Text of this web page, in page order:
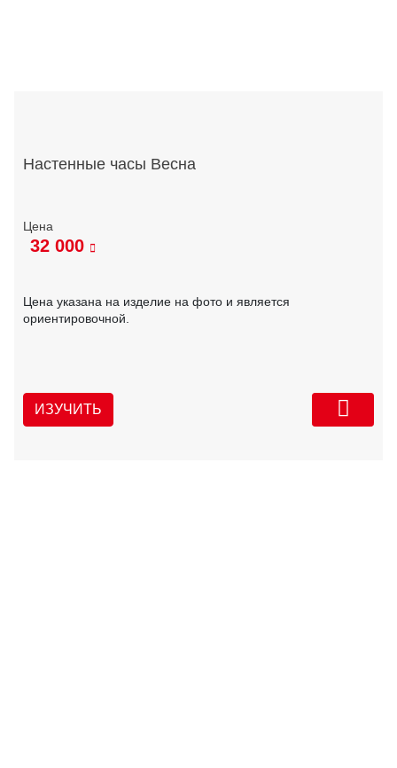
Настенные часы Весна
32 000
Цена указана на изделие на фото и является
ориентировочной.
ИЗУЧИТЬ